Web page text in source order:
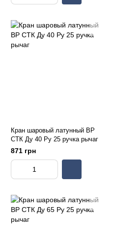
Кран шаровый латунный ВР
СТК Ду 40 Ру 25 ручка рычаг
871 грн